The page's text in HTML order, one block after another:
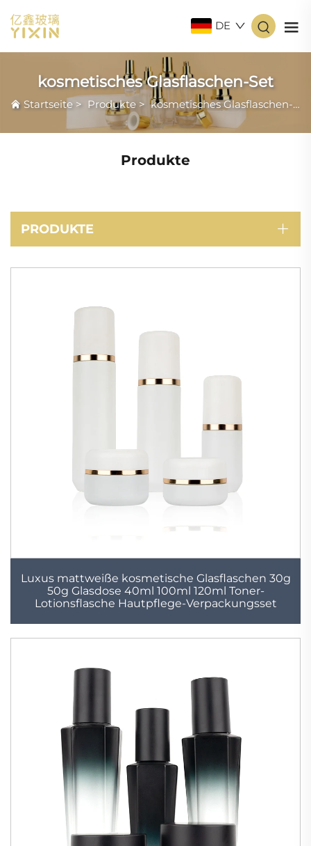
DE
kosmetisches Glasflaschen-Set
Startseite > Produkte >kosmetisches Glasflaschen-Set
Produkte
PRODUKTE
Luxus mattweiße kosmetische Glasflaschen 30g
50g Glasdose 40ml 100ml 120ml Toner-
Lotionsflasche Hautpflege-Verpackungsset